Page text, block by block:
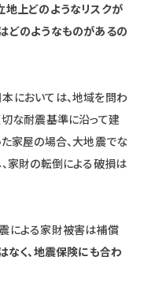
地上どのようなリスクが
どのようなものがあるの
においては、地域を問わ
な耐震基準に沿って建
家屋の場合、大地震でな
家財の転倒による破損は
による家財被害は補償
く、地震保険にも合わ